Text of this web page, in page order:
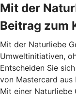
Mit der
Beitrag zum
Mit der Naturliebe
Umweltinitiativen,
Entscheiden Sie
von Mastercard aus
Mit einer Naturliebe